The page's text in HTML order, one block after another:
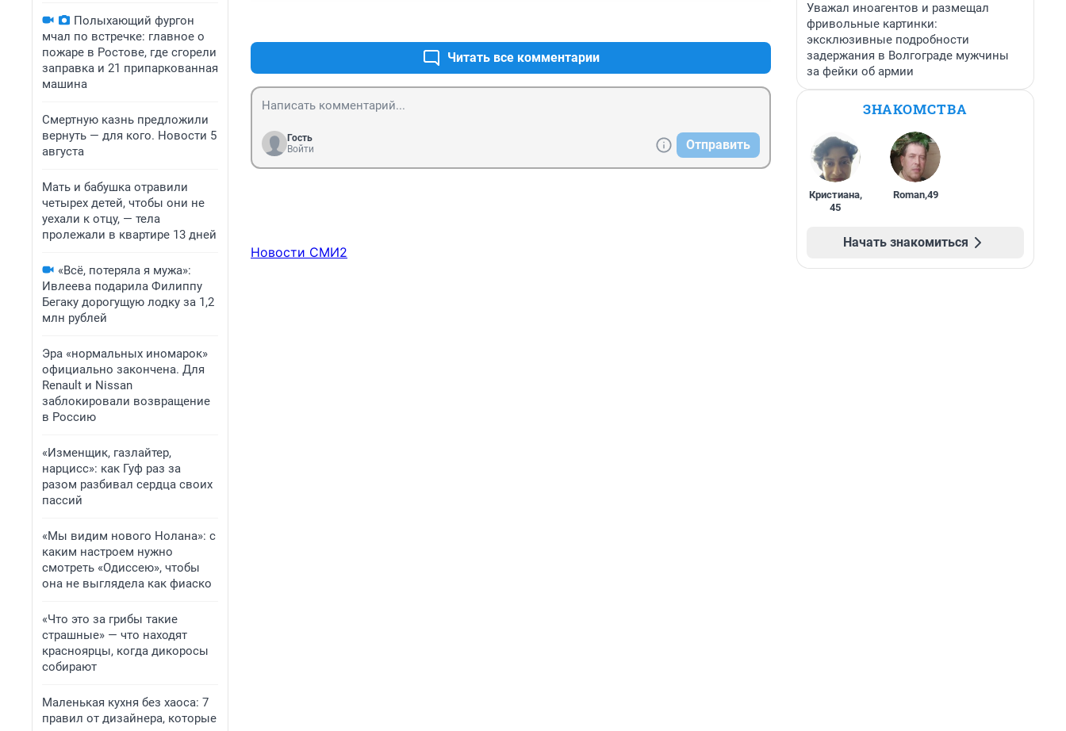
Полыхающий фургон
мчал по встречке: главное о
пожаре в Ростове, где сгорели
заправка и 21 припаркованная
машина
Смертную казнь предложили
вернуть — для кого. Новости 5
августа
Мать и бабушка отравили
четырех детей, чтобы они не
уехали к отцу, — тела
пролежали в квартире 13 дней
«Всё, потеряла я мужа»:
Ивлеева подарила Филиппу
Бегаку дорогущую лодку за 1,2
млн рублей
Эра «нормальных иномарок»
официально закончена. Для
Renault и Nissan
заблокировали возвращение
в Россию
«Изменщик, газлайтер,
нарцисс»: как Гуф раз за
разом разбивал сердца своих
пассий
«Мы видим нового Нолана»: с
каким настроем нужно
смотреть «Одиссею», чтобы
она не выглядела как фиаско
«Что это за грибы такие
страшные» — что находят
красноярцы, когда дикоросы
собирают
Маленькая кухня без хаоса: 7
правил от дизайнера, которые
Читать все комментарии
Гость
Войти
Отправить
Новости СМИ2
Уважал иноагентов и размещал
фривольные картинки:
эксклюзивные подробности
задержания в Волгограде мужчины
за фейки об армии
ЗНАКОМСТВА
Кристиана,
45
Roman,49
Начать знакомиться